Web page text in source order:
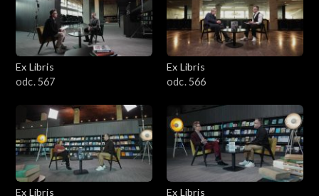
Ex Libris
odc. 567
Ex Libris
odc. 566
Ex Libris
Ex Libris